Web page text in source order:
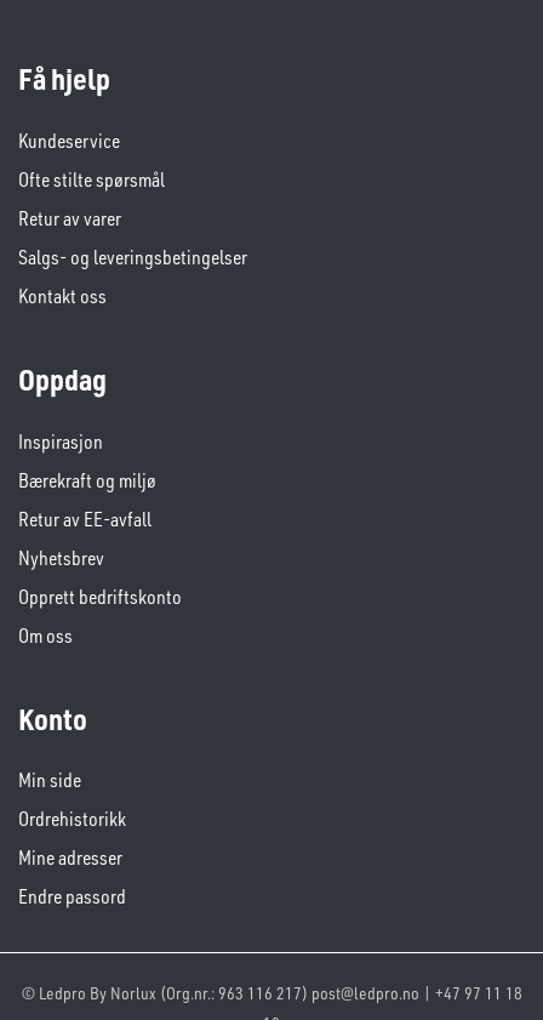
Få hjelp
Kundeservice
Ofte stilte spørsmål
Retur av varer
Salgs- og leveringsbetingelser
Kontakt oss
Oppdag
Inspirasjon
Bærekraft og miljø
Retur av EE-avfall
Nyhetsbrev
Opprett bedriftskonto
Om oss
Konto
Min side
Ordrehistorikk
Mine adresser
Endre passord
© Ledpro By Norlux (Org.nr.: 963 116 217) post@ledpro.no | +47 97 11 18